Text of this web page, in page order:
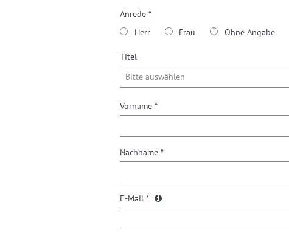
Anrede *
Herr
Frau Ohne Angabe
Titel
Vorname *
Nachname *
E-Mail *